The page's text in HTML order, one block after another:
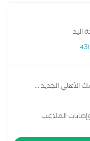
اليد
431
الأهلي الجديد...
الملاعب